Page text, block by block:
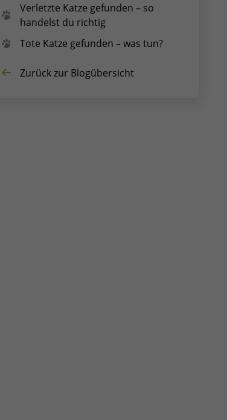
Verletzte Katze gefunden – so
handelst du richtig
Tote Katze gefunden – was tun?
Zurück zur Blogübersicht